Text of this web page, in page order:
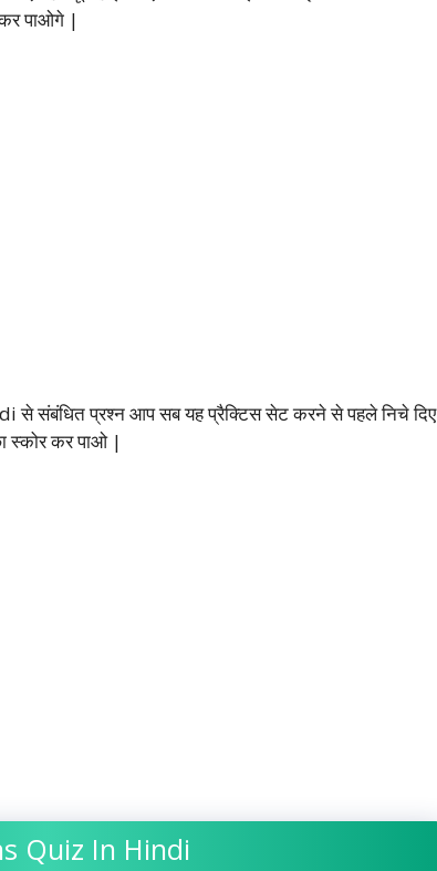
पाओगे |
से संबंधित प्रश्न आप सब यह प्रैक्टिस सेट करने से पहले निचे दिए
स्कोर कर पाओ |
Quiz In Hindi